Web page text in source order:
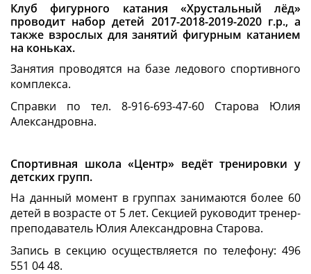
Клуб фигурного катания «Хрустальный лёд»
проводит набор детей 2017-2018-2019-2020 г.р., а
также взрослых для занятий фигурным катанием
на коньках.
Занятия проводятся на базе ледового спортивного
комплекса.
Справки по тел. 8-916-693-47-60 Старова Юлия
Александровна.
Спортивная школа «Центр» ведёт тренировки у
детских групп.
На данный момент в группах занимаются более 60
детей в возрасте от 5 лет. Секцией руководит тренер-
преподаватель Юлия Александровна Старова.
Запись в секцию осуществляется по телефону: 496
551 04 48.